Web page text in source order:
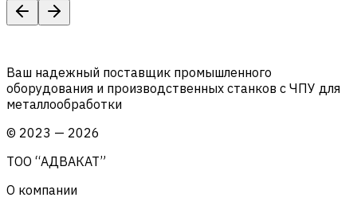
Ваш надежный поставщик промышленного
оборудования и производственных станков с ЧПУ для
металлообработки
© 2023 — 2026
ТОО “АДВАКАТ”
О компании